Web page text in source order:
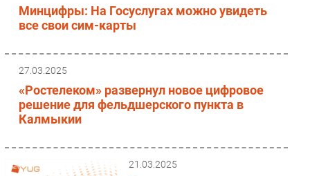
Минцифры: На Госуслугах можно увидеть
все свои сим-карты
27.03.2025
«Ростелеком» развернул новое цифровое
решение для фельдшерского пункта в
Калмыкии
21.03.2025